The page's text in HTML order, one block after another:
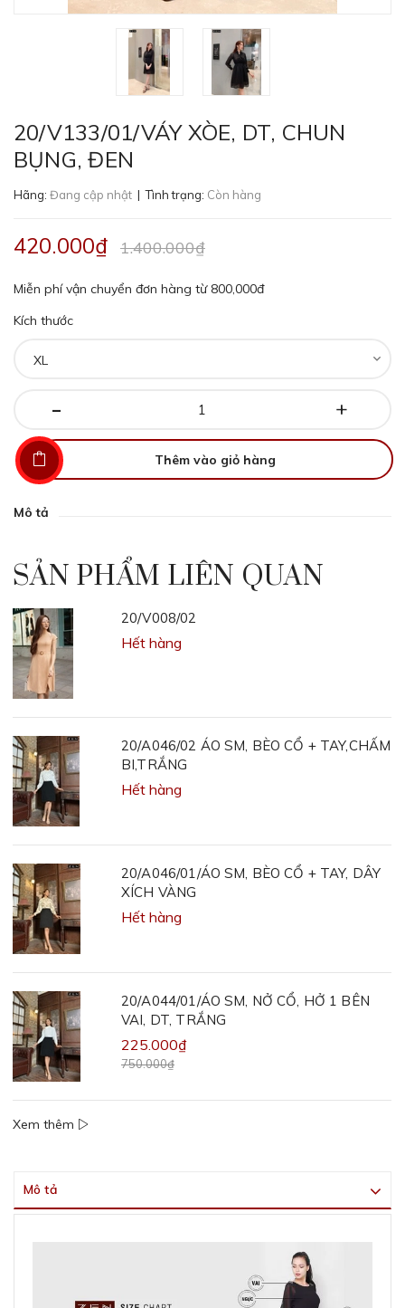
20/V133/01/VÁY XÒE, DT, CHUN
BỤNG, ĐEN
Hãng: Đang cập nhật | Tình trạng: Còn hàng
420.000₫ 1.400.000₫
Miễn phí vận chuyển đơn hàng từ 800,000đ
Kích thước
- +
Thêm vào giỏ hàng
Mô tả
SẢN PHẨM LIÊN QUAN
20/V008/02
Hết hàng
20/A046/02 ÁO SM, BÈO CỔ + TAY,CHẤM
BI,TRẮNG
Hết hàng
20/A046/01/ÁO SM, BÈO CỔ + TAY, DÂY
XÍCH VÀNG
Hết hàng
20/A044/01/ÁO SM, NỞ CỔ, HỞ 1 BÊN
VAI, DT, TRẮNG
225.000₫
750.000₫
Xem thêm
Mô tả